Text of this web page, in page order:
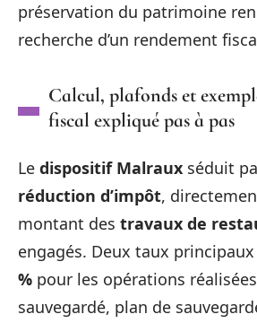
préservation du patrimoine
recherche d’un rendement
Calcul, plafonds et
fiscal expliqué pas à pas
Le dispositif Malraux séduit
réduction d’impôt,
montant des travaux de
engagés. Deux taux
% pour les opérations
sauvegardé, plan de